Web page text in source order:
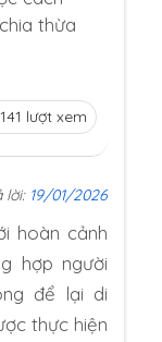
thừa
141 lượt xem
lời: 19/01/2026
hoàn cảnh
hợp người
để lại di
thực hiện